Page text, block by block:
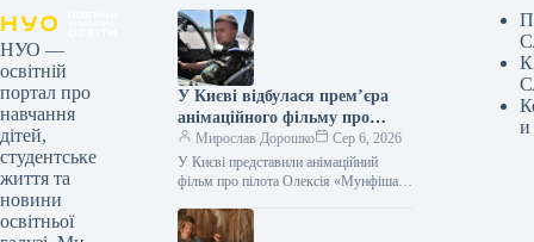
НУО —
освітній
портал про
навчання
дітей,
студентське
життя та
новини
освітньої
У Києві відбулася прем’єра
анімаційного фільму про
пілота Олексія «Мунфіша»
Меся.
Мирослав Дорошко
Сер 6, 2026
У Києві представили анімаційний
фільм про пілота Олексія «Мунфіша»
Укрінформ У Музеї війни відбулася
и